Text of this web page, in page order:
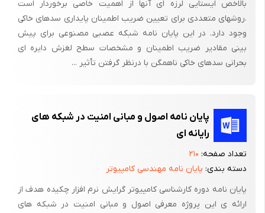
ها را دارد .
واقعیت این است که به عقیده ما در مورد NCW و مورد مهم تر ما
متخصص نیستیم و همه کس دیگر . در حقیقت در زمان کنونی ؛ NCW
نسبت به یک واقعیت محسوس خیلی بیشتر در ذهن وجود دارد . با
تامین می شوند . این موارد در بخش های بعدی مورد توجه قرار می
گیرند . این مقاله تنها یکی از تلاشهایی است که درک و شرح مفاهیم
NCW و کاربرد آنها برای سازمانها و عملیات نظامی خاص می باشد . این
قبل از پتانسیل کامل مفاهیم NCW درک خواهد شد و حتی از اینکه ما
آغاز به درک پتانسیل شان کنیم نیاز به جابجایی به آنسوی ضربه خور ؛
به کاوش کامل و مذاکره بر سر این موضوع مهم داریم . این هدف
بالاخص ایستایی لرزه ای آنها از اهمیت خاصی برخوردار است
.روشهای متعددی برای تعیین ضریب اطمینان پایداری سدهای خاکی
وجود دارد. در این پایان نامه شبکه عصبی مصنوعی برای پیش
بینی مقادیر ضریب اطمینان و مشخصات سطح لغزش دایره ای
بحرانی سدهای خاکی ناهمگن با درنظر گرفتن تأثیر ...
پایان نامه اصول و مبانی امنیت در شبکه های
رایانه ای
تعداد صفحه: ۲۱۰
دسته بندی: پایان نامه مهندسی کامپیوتر
پایان نامه دوره کارشناسی کامپیوتر گرایش نرم افزار چکیده هدف از
ارائه ی این پروژه معرفی اصول و مبانی امنیت در شبکه های